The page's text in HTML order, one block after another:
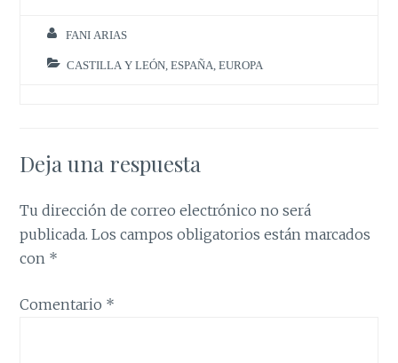
FANI ARIAS
CASTILLA Y LEÓN ,ESPAÑA ,EUROPA
Deja una respuesta
Tu dirección de correo electrónico no será
publicada. Los campos obligatorios están marcados
con *
Comentario *